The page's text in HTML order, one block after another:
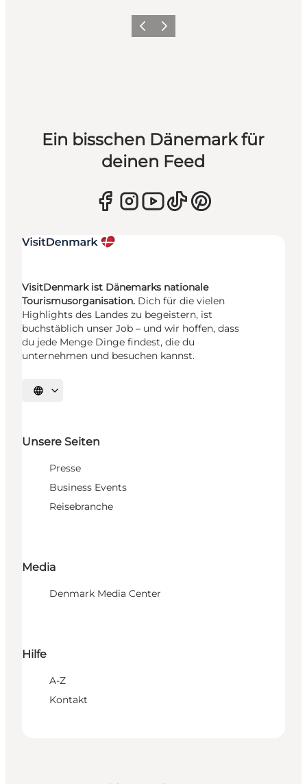
ZurückWeiter
Ein bisschen Dänemark für
deinen Feed
VisitDenmark ist Dänemarks nationale
Tourismusorganisation. Dich für die vielen
Highlights des Landes zu begeistern, ist
buchstäblich unser Job – und wir hoffen, dass
du jede Menge Dinge findest, die du
unternehmen und besuchen kannst.
Sprache auswählen
Unsere Seiten
Presse
Business Events
Reisebranche
Media
Denmark Media Center
Hilfe
A-Z
Kontakt